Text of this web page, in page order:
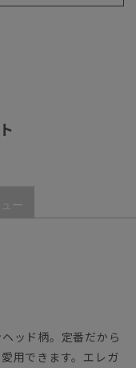
ー
ッド柄。定番だから
用できます。エレガ